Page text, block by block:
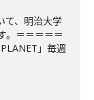
て、明治大学
。＝＝＝＝＝
」毎週